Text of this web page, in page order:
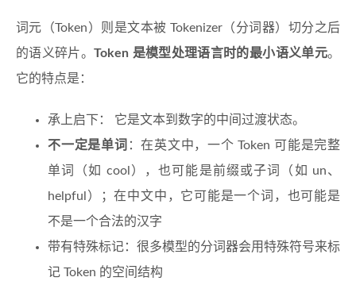
词元（Token）则是文本被 Tokenizer（分词器）切分之后
的语义碎片。Token 是模型处理语言时的最小语义单元。
它的特点是：
承上启下： 它是文本到数字的中间过渡状态。
不一定是单词 ：在英文中，一个 Token 可能是完整
单词（如 cool），也可能是前缀或子词（如 un、
helpful）；在中文中，它可能是一个词，也可能是
不是一个合法的汉字
带有特殊标记：很多模型的分词器会用特殊符号来标
记 Token 的空间结构